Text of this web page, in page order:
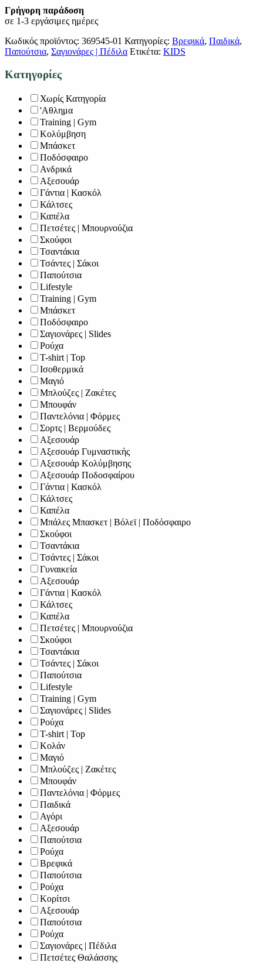
Γρήγορη παράδοση
σε 1-3 εργάσιμες ημέρες
Κωδικός προϊόντος: 369545-01 Κατηγορίες: Βρεφικά, Παιδικά,
Παπούτσια, Σαγιονάρες | Πέδιλα Ετικέτα: KIDS
Κατηγορίες
Χωρίς Κατηγορία
'Αθλημα
Training | Gym
Κολύμβηση
Μπάσκετ
Ποδόσφαιρο
Ανδρικά
Αξεσουάρ
Γάντια | Κασκόλ
Κάλτσες
Καπέλα
Πετσέτες | Μπουρνούζια
Σκούφοι
Τσαντάκια
Τσάντες | Σάκοι
Παπούτσια
Lifestyle
Training | Gym
Μπάσκετ
Ποδόσφαιρο
Σαγιονάρες | Slides
Ρούχα
T-shirt | Top
Ισοθερμικά
Μαγιό
Μπλούζες | Ζακέτες
Μπουφάν
Παντελόνια | Φόρμες
Σορτς | Βερμούδες
Αξεσουάρ
Αξεσουάρ Γυμναστικής
Αξεσουάρ Κολύμβησης
Αξεσουάρ Ποδοσφαίρου
Γάντια | Κασκόλ
Κάλτσες
Καπέλα
Μπάλες Μπασκετ | Βόλεϊ | Ποδόσφαιρο
Σκούφοι
Τσαντάκια
Τσάντες | Σάκοι
Γυναικεία
Αξεσουάρ
Γάντια | Κασκόλ
Κάλτσες
Καπέλα
Πετσέτες | Μπουρνούζια
Σκούφοι
Τσαντάκια
Τσάντες | Σάκοι
Παπούτσια
Lifestyle
Training | Gym
Σαγιονάρες | Slides
Ρούχα
T-shirt | Top
Κολάν
Μαγιό
Μπλούζες | Ζακέτες
Μπουφάν
Παντελόνια | Φόρμες
Παιδικά
Αγόρι
Αξεσουάρ
Παπούτσια
Ρούχα
Βρεφικά
Παπούτσια
Ρούχα
Κορίτσι
Αξεσουάρ
Παπούτσια
Ρούχα
Σαγιονάρες | Πέδιλα
Πετσέτες Θαλάσσης